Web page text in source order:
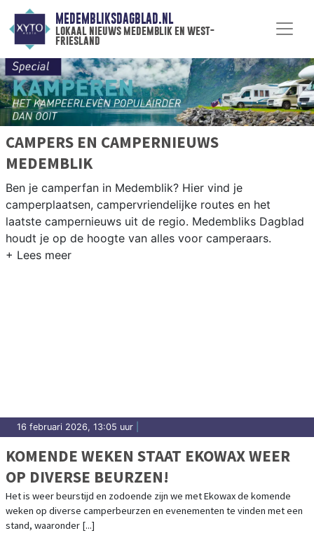
MEDEMBLIKSDAGBLAD.NL
lokaal nieuws medemblik en west-
friesland
CAMPERS EN CAMPERNIEUWS
MEDEMBLIK
Ben je camperfan in Medemblik? Hier vind je
camperplaatsen, campervriendelijke routes en het
laatste campernieuws uit de regio. Medembliks Dagblad
houdt je op de hoogte van alles voor camperaars.
16 februari 2026, 13:05 uur
KOMENDE WEKEN STAAT EKOWAX WEER
OP DIVERSE BEURZEN!
Het is weer beurstijd en zodoende zijn we met Ekowax de komende
weken op diverse camperbeurzen en evenementen te vinden met een
stand, waaronder [...]